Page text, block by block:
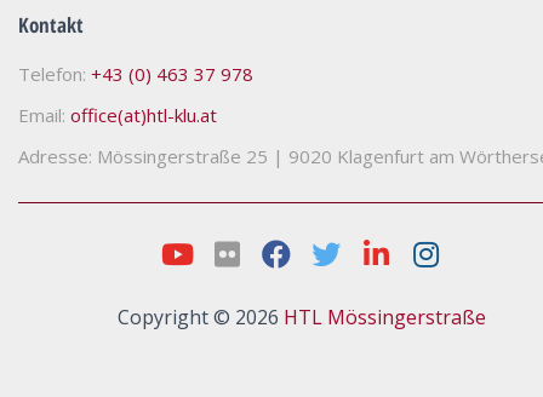
Kontakt
Telefon: +43 (0) 463 37 978
Email: office(at)htl-klu.at
Adresse: Mössingerstraße 25 | 9020 Klagenfurt am
Copyright © 2026 HTL Mössingerstraße